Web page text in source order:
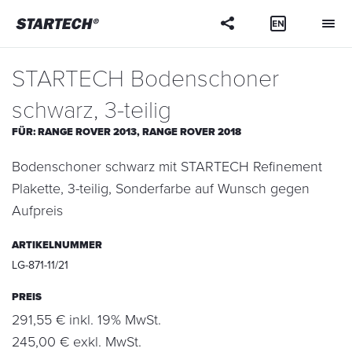
STARTECH Bodenschoner
schwarz, 3-teilig
FÜR:RANGE ROVER 2013,RANGE ROVER 2018
Bodenschoner schwarz mit STARTECH Refinement
Plakette, 3-teilig, Sonderfarbe auf Wunsch gegen
Aufpreis
ARTIKELNUMMER
LG-871-11/21
PREIS
291,55 € inkl. 19% MwSt.
245,00 € exkl. MwSt.